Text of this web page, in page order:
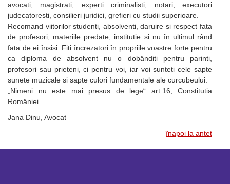
avocati, magistrati, experti criminalisti, notari, executori
judecatoresti, consilieri juridici, grefieri cu studii superioare.
Recomand viitorilor studenti, absolventi, daruire si respect fata
de profesori, materiile predate, institutie si nu în ultimul rând
fata de ei însisi. Fiti încrezatori în propriile voastre forte pentru
ca diploma de absolvent nu o dobânditi pentru parinti,
profesori sau prieteni, ci pentru voi, iar voi sunteti cele sapte
sunete muzicale si sapte culori fundamentale ale curcubeului.
„Nimeni nu este mai presus de lege“ art.16, Constitutia
României.
Jana Dinu, Avocat
înapoi la antet